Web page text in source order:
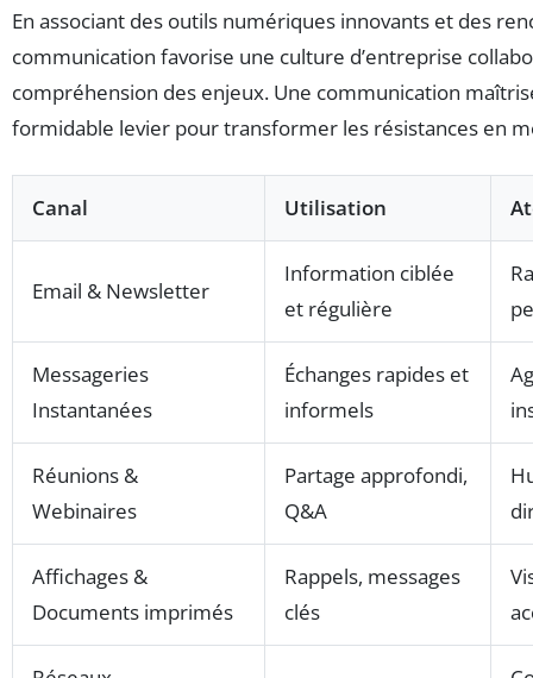
En associant des outils numériques innovants et des
communication favorise une culture d’entreprise
compréhension des enjeux. Une communication
formidable levier pour transformer les résistances en
Canal Utilisation
Email & Newsletter
Information ciblée
et régulière
Messageries
Instantanées
Échanges rapides et
informels
Réunions &
Webinaires
Partage approfondi,
Q&A
Affichages &
Documents imprimés
Rappels, messages
clés